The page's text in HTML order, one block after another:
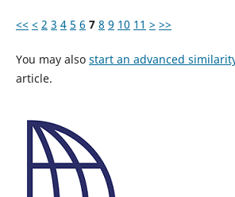
<< < 2 3 4 5 6 7 8 9 10 11 > >>
You may also start an advanced
article.